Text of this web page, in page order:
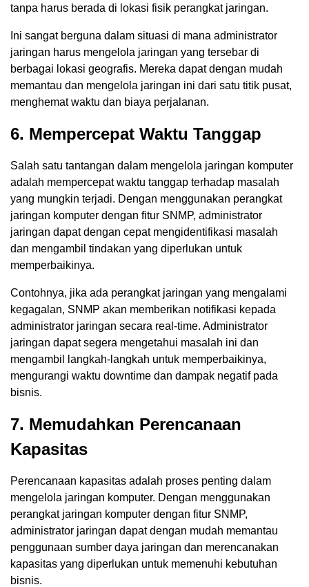
tanpa harus berada di lokasi fisik perangkat jaringan.
Ini sangat berguna dalam situasi di mana administrator
jaringan harus mengelola jaringan yang tersebar di
berbagai lokasi geografis. Mereka dapat dengan mudah
memantau dan mengelola jaringan ini dari satu titik pusat,
menghemat waktu dan biaya perjalanan.
6. Mempercepat Waktu Tanggap
Salah satu tantangan dalam mengelola jaringan komputer
adalah mempercepat waktu tanggap terhadap masalah
yang mungkin terjadi. Dengan menggunakan perangkat
jaringan komputer dengan fitur SNMP, administrator
jaringan dapat dengan cepat mengidentifikasi masalah
dan mengambil tindakan yang diperlukan untuk
memperbaikinya.
Contohnya, jika ada perangkat jaringan yang mengalami
kegagalan, SNMP akan memberikan notifikasi kepada
administrator jaringan secara real-time. Administrator
jaringan dapat segera mengetahui masalah ini dan
mengambil langkah-langkah untuk memperbaikinya,
mengurangi waktu downtime dan dampak negatif pada
bisnis.
7. Memudahkan Perencanaan
Kapasitas
Perencanaan kapasitas adalah proses penting dalam
mengelola jaringan komputer. Dengan menggunakan
perangkat jaringan komputer dengan fitur SNMP,
administrator jaringan dapat dengan mudah memantau
penggunaan sumber daya jaringan dan merencanakan
kapasitas yang diperlukan untuk memenuhi kebutuhan
bisnis.